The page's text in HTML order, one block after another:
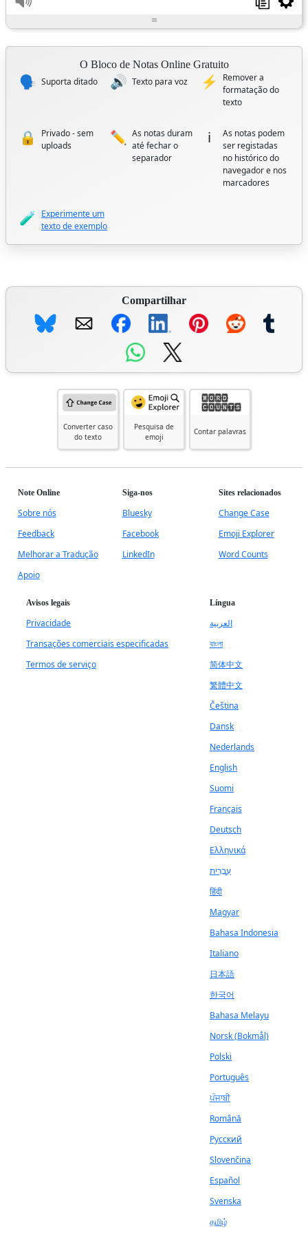
=
O Bloco de Notas Online Gratuito
🗣️ Suporta ditado 🔊 Texto para voz ⚡
Remover a
formatação do
texto
🔒
Privado - sem
uploads
✏️ As notas duram
até fechar o
separador
ℹ️
As notas podem
ser registadas
no histórico do
navegador e nos
marcadores
🧪 Experimente um
texto de exemplo
Compartilhar
Converter caso
do texto
Pesquisa de
emoji
Contar palavras
Note Online
Sobre nós
Feedback
Melhorar a Tradução
Apoio
Siga-nos
Bluesky
Facebook
LinkedIn
Sites relacionados
Change Case
Emoji Explorer
Word Counts
Avisos legais
Privacidade
Transações comerciais especificadas
Termos de serviço
Língua
العربية
বাংলা
简体中文
繁體中文
Čeština
Dansk
Nederlands
English
Suomi
Français
Deutsch
Ελληνικά
עִבְרִית
हिंदी
Magyar
Bahasa Indonesia
Italiano
日本語
한국어
Bahasa Melayu
Norsk (Bokmål)
Polski
Português
ਪੰਜਾਬੀ
Română
Русский
Slovenčina
Español
Svenska
தமிழ்